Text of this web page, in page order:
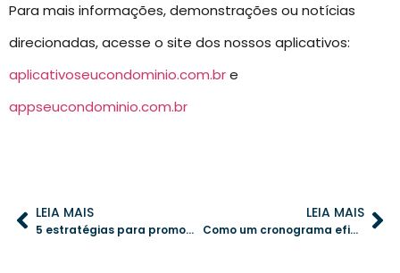
Para mais informações, demonstrações ou notícias
direcionadas, acesse o site dos nossos aplicativos:
aplicativoseucondominio.com.bre
appseucondominio.com.br
LEIA MAIS
5 estratégias para promover uma boa convivência em condomínios
LEIA MAIS
Como um cronograma eficiente pode reduzir os custos operacionais do condomínio